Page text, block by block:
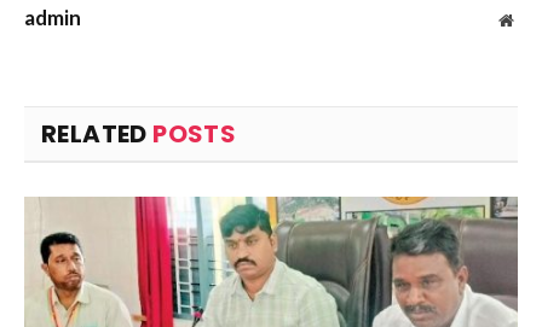
admin
RELATED POSTS